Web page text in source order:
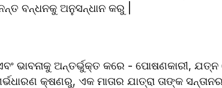
ବନ୍ଧନକୁ ଅନୁସନ୍ଧାନ କରୁ |
ଭାବନାକୁ ଅନ୍ତର୍ଭୁକ୍ତ କରେ - ପୋଷଣକାରୀ,
ଗର୍ଭଧାରଣ କ୍ଷଣରୁ, ଏକ ମାତାର ଯାତ୍ରା ତାଙ୍କ